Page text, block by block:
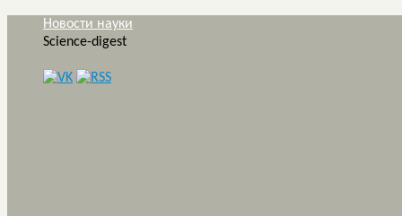
Новости науки
Science-digest